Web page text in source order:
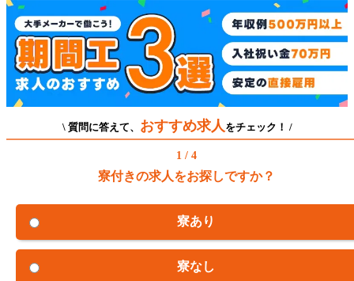
\ 質問に答えて、 おすすめ求人 をチェック！ /
1 / 4
寮付きの求人をお探しですか？
寮あり
寮なし